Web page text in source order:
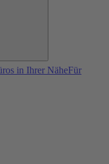
in Ihrer NäheFür